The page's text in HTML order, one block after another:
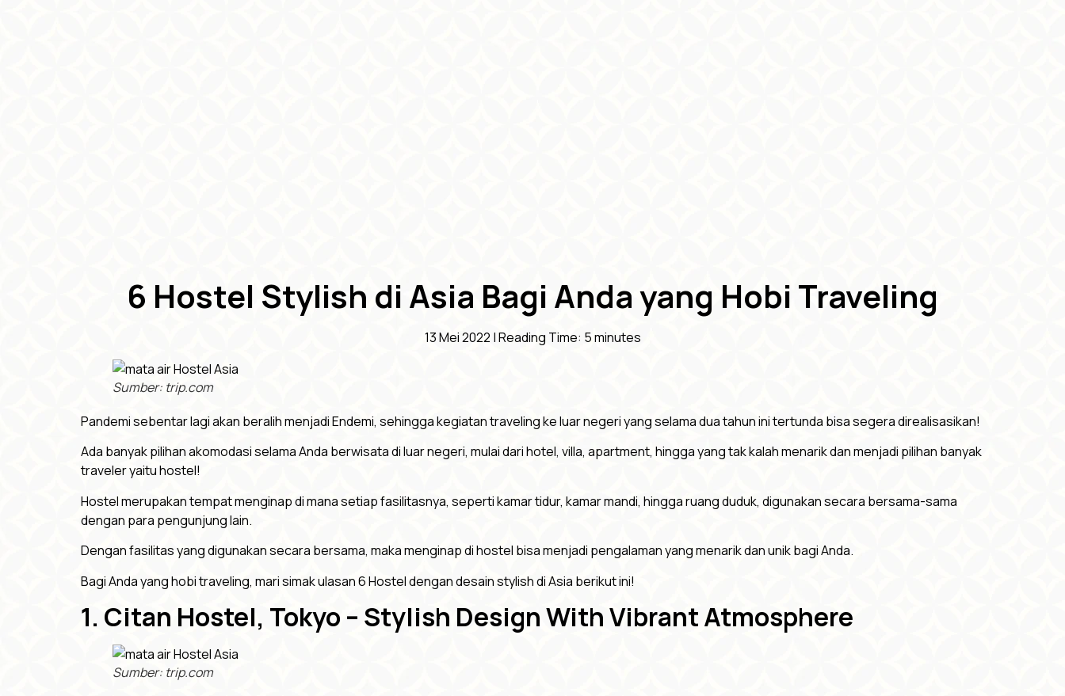
6 Hostel Stylish di Asia Bagi Anda yang Hobi Traveling
13 Mei 2022 |Reading Time: 5minutes
Sumber: trip.com
Pandemi sebentar lagi akan beralih menjadi Endemi, sehingga kegiatan traveling ke luar negeri yang selama dua tahun ini tertunda bisa segera direalisasikan!
Ada banyak pilihan akomodasi selama Anda berwisata di luar negeri, mulai dari hotel, villa, apartment, hingga yang tak kalah menarik dan menjadi pilihan banyak
traveler yaitu hostel!
Hostel merupakan tempat menginap di mana setiap fasilitasnya, seperti kamar tidur, kamar mandi, hingga ruang duduk, digunakan secara bersama-sama
dengan para pengunjung lain.
Dengan fasilitas yang digunakan secara bersama, maka menginap di hostel bisa menjadi pengalaman yang menarik dan unik bagi Anda.
Bagi Anda yang hobi traveling, mari simak ulasan 6 Hostel dengan desain stylish di Asia berikut ini!
1. Citan Hostel, Tokyo – Stylish Design With Vibrant Atmosphere
Sumber: trip.com